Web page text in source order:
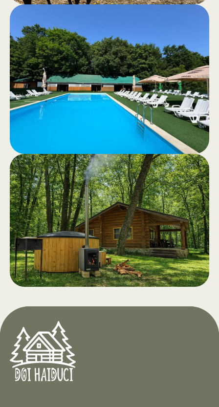
Прогулки верхом для отдыха или
конные экскурсии по спокойному
лесу — подлинный опыт на
природе.
Прогулки
верхом
Бассейны для взрослых и детей,
чистая вода и просторная зона
отдыха с напитками и закусками.
Открытие в апреле 2026 года.
Бассейн .
В отеле «Дой Хайдуки» в сердце
Кодр вас ждёт полный отдых
среди леса, в вашем домике из
натурального дерева с тёплой
Чан на дровах с
аэромассажем